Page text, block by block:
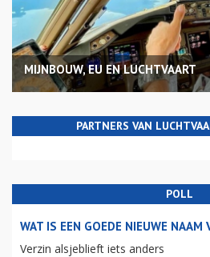
MIJNBOUW, EU EN LUCHTVAART
PARTNERS VAN
POLL
WAT IS EEN GOEDE NIEUWE NAAM
Verzin alsjeblieft iets anders